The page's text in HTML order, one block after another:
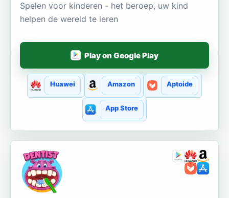
Spelen voor kinderen - het beroep, uw kind
helpen de wereld te leren
Play on Google Play
Huawei Amazon Aptoide
App Store